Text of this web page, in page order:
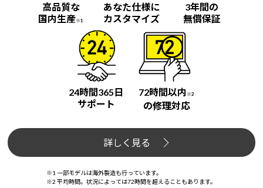
高品質な
国内生産※1
あなた仕様に
カスタマイズ
3年間の
無償保証
24時間365日
サポート
72時間以内 ※2
の修理対応
詳しく見る
※1 一部モデルは海外製造も行っています。
※2 平均時間。状況によっては72時間を超えることもあります。